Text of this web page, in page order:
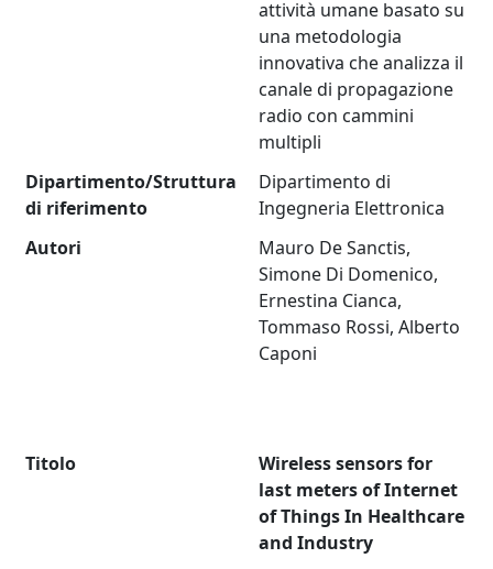
attività umane basato su
una metodologia
innovativa che analizza il
canale di propagazione
radio con cammini
multipli
Dipartimento/Struttura
di riferimento
Dipartimento di
Ingegneria Elettronica
Autori
Mauro De Sanctis,
Simone Di Domenico,
Ernestina Cianca,
Tommaso Rossi, Alberto
Caponi
Titolo
Wireless sensors for
last meters of Internet
of Things In Healthcare
and Industry